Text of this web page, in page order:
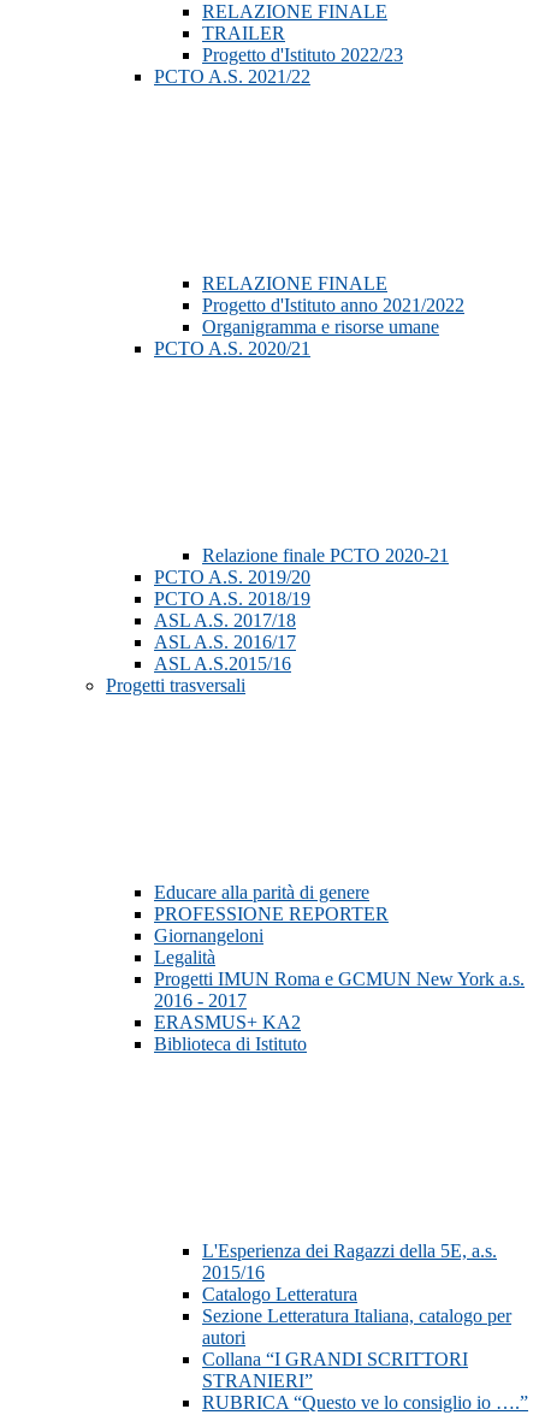
RELAZIONE FINALE
TRAILER
Progetto d'Istituto 2022/23
PCTO A.S. 2021/22
RELAZIONE FINALE
Progetto d'Istituto anno 2021/2022
Organigramma e risorse umane
PCTO A.S. 2020/21
Relazione finale PCTO 2020-21
PCTO A.S. 2019/20
PCTO A.S. 2018/19
ASL A.S. 2017/18
ASL A.S. 2016/17
ASL A.S.2015/16
Progetti trasversali
Educare alla parità di genere
PROFESSIONE REPORTER
Giornangeloni
Legalità
Progetti IMUN Roma e GCMUN New York a.s.
2016 - 2017
ERASMUS+ KA2
Biblioteca di Istituto
L'Esperienza dei Ragazzi della 5E, a.s.
2015/16
Catalogo Letteratura
Sezione Letteratura Italiana, catalogo per
autori
Collana “I GRANDI SCRITTORI
STRANIERI”
RUBRICA “Questo ve lo consiglio io ….”